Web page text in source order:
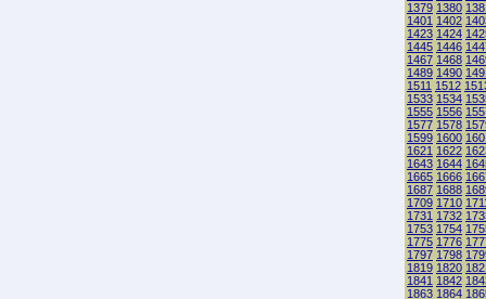
1379 1380
1401 1402
1423 1424
1445 1446
1467 1468
1489 1490
1511 1512
1533 1534
1555 1556
1577 1578
1599 1600
1621 1622
1643 1644
1665 1666
1687 1688
1709 1710
1731 1732
1753 1754
1775 1776
1797 1798
1819 1820
1841 1842
1863 1864